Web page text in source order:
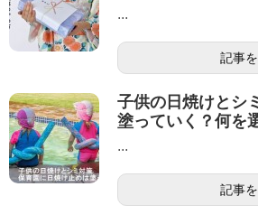
...
記事
子供の日焼けとシ
塗っていく？何を
...
記事